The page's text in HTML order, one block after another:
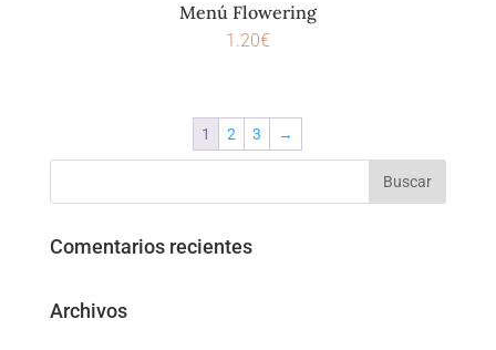
Menú Flowering
1.20€
1 2 3 →
Comentarios recientes
Archivos